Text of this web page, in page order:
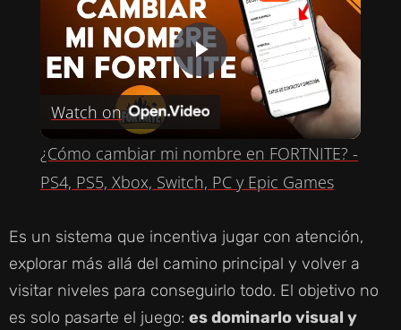
P
A
Y
V
Watch on
¿Cómo cambiar mi nombre en FORTNITE? -
PS4, PS5, Xbox, Switch, PC y Epic Games
Es un sistema que incentiva jugar con atención,
explorar más allá del camino principal y volver a
visitar niveles para conseguirlo todo. El objetivo no
es solo pasarte el juego: es dominarlo visual y